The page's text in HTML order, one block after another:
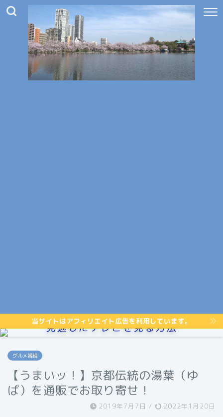
当サイトはアフィリエイト広告を利用しています。
見逃したテレビを見る方法
グルメ番組
【うまいッ！】京都伝統の湯葉（ゆ
ば）を通販でお取り寄せ！
2019年7月7日 / 2022年1月20日